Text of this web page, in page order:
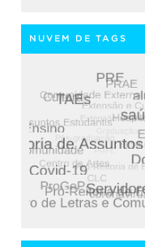
NUVEM DE TAGS